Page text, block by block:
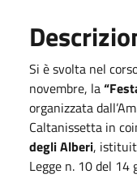
Si è svolta nel
novembre, la
organizzata
Caltanissetta in
degli Alberi,
Legge n. 10 del 14